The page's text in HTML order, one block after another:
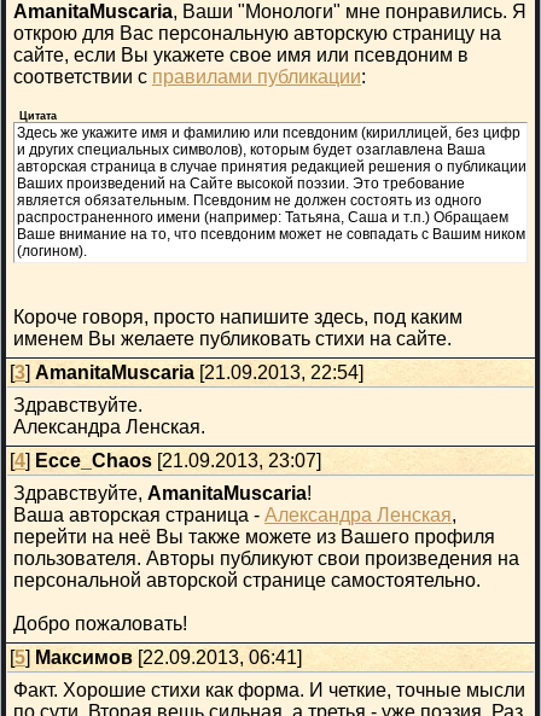
AmanitaMuscaria, Ваши "Монологи" мне понравились. Я
открою для Вас персональную авторскую страницу на
сайте, если Вы укажете свое имя или псевдоним в
соответствии с правилами публикации:
Цитата
Здесь же укажите имя и фамилию или псевдоним (кириллицей, без цифр
и других специальных символов), которым будет озаглавлена Ваша
авторская страница в случае принятия редакцией решения о публикации
Ваших произведений на Сайте высокой поэзии. Это требование
является обязательным. Псевдоним не должен состоять из одного
распространенного имени (например: Татьяна, Саша и т.п.) Обращаем
Ваше внимание на то, что псевдоним может не совпадать с Вашим ником
(логином).
Короче говоря, просто напишите здесь, под каким
именем Вы желаете публиковать стихи на сайте.
[3] AmanitaMuscaria [21.09.2013, 22:54]
Здравствуйте.
Александра Ленская.
[4] Ecce_Chaos [21.09.2013, 23:07]
Здравствуйте, AmanitaMuscaria!
Ваша авторская страница - Александра Ленская,
перейти на неё Вы также можете из Вашего профиля
пользователя. Авторы публикуют свои произведения на
персональной авторской странице самостоятельно.
Добро пожаловать!
[5] Максимов [22.09.2013, 06:41]
Факт. Хорошие стихи как форма. И четкие, точные мысли
по сути. Вторая вещь сильная, а третья - уже поэзия. Раз,